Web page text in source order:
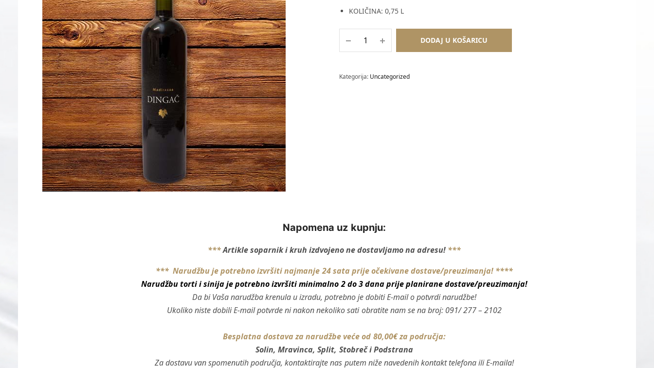
KOLIČINA: 0,75 L
DODAJ U KOŠARICU
Kategorija: Uncategorized
Napomena uz kupnju:
***Artikle soparnik i kruh izdvojeno ne dostavljamo na adresu! ***
*** Narudžbu je potrebno izvršiti najmanje 24 sata prije očekivane dostave/preuzimanja! ****
Narudžbu torti i sinija je potrebno izvršiti minimalno 2 do 3 dana prije planirane dostave/preuzimanja!
Da bi Vaša narudžba krenula u izradu, potrebno je dobiti E-mail o potvrdi narudžbe!
Ukoliko niste dobili E-mail potvrde ni nakon nekoliko sati obratite nam se na broj: 091/ 277 – 2102
Besplatna dostava za narudžbe veće od 80,00€za područja:
Solin, Mravinca, Split, Stobreč i Podstrana
Za dostavu van spomenutih područja, kontaktirajte nas putem niže navedenih kontakt telefona ili E-maila!